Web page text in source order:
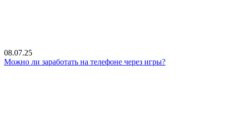
08.07.25
Можно ли заработать на телефоне через игры?